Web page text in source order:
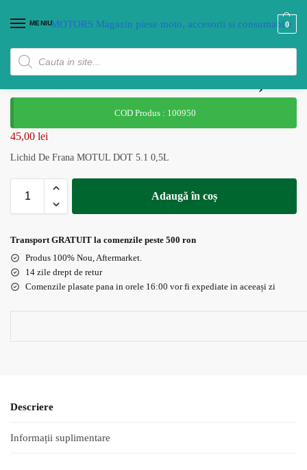
MENIU 0
COD Produs : 100950
45,00 lei
Lichid De Frana MOTUL DOT 5.1 0,5L
Adaugă în coș
Transport GRATUIT la comenzile peste 500 ron
Produs 100% Nou, Aftermarket.
14 zile drept de retur
Comenzile plasate pana in orele 16:00 vor fi expediate in aceeași zi
Descriere
Informații suplimentare